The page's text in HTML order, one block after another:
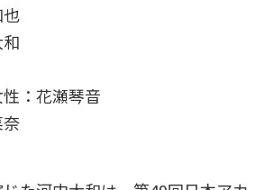
也
：花瀬琴音
奈